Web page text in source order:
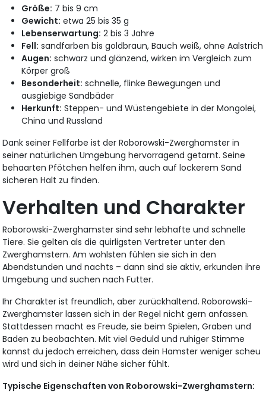
Größe: 7 bis 9 cm
Gewicht: etwa 25 bis 35 g
Lebenserwartung: 2 bis 3 Jahre
Fell: sandfarben bis goldbraun, Bauch weiß, ohne Aalstrich
Augen: schwarz und glänzend, wirken im Vergleich zum
Körper groß
Besonderheit: schnelle, flinke Bewegungen und
ausgiebige Sandbäder
Herkunft: Steppen- und Wüstengebiete in der Mongolei,
China und Russland
Dank seiner Fellfarbe ist der Roborowski-Zwerghamster in
seiner natürlichen Umgebung hervorragend getarnt. Seine
behaarten Pfötchen helfen ihm, auch auf lockerem Sand
sicheren Halt zu finden.
Verhalten und Charakter
Roborowski-Zwerghamster sind sehr lebhafte und schnelle
Tiere. Sie gelten als die quirligsten Vertreter unter den
Zwerghamstern. Am wohlsten fühlen sie sich in den
Abendstunden und nachts – dann sind sie aktiv, erkunden ihre
Umgebung und suchen nach Futter.
Ihr Charakter ist freundlich, aber zurückhaltend. Roborowski-
Zwerghamster lassen sich in der Regel nicht gern anfassen.
Stattdessen macht es Freude, sie beim Spielen, Graben und
Baden zu beobachten. Mit viel Geduld und ruhiger Stimme
kannst du jedoch erreichen, dass dein Hamster weniger scheu
wird und sich in deiner Nähe sicher fühlt.
Typische Eigenschaften von Roborowski-Zwerghamstern: